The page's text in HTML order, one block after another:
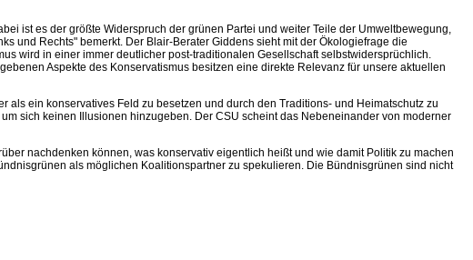
ist es der größte Widerspruch der grünen Partei und weiter Teile der Umweltbewegung,
und Rechts" bemerkt. Der Blair-Berater Giddens sieht mit der Ökologiefrage die
wird in einer immer deutlicher post-traditionalen Gesellschaft selbstwidersprüchlich.
Aspekte des Konservatismus besitzen eine direkte Relevanz für unsere aktuellen
ein konservatives Feld zu besetzen und durch den Traditions- und Heimatschutz zu
sich keinen Illusionen hinzugeben. Der CSU scheint das Nebeneinander von moderner
nachdenken können, was konservativ eigentlich heißt und wie damit Politik zu machen
als möglichen Koalitionspartner zu spekulieren. Die Bündnisgrünen sind nicht